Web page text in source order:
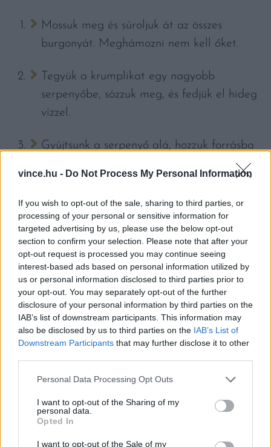
vince.hu - Do Not Process My Personal Information
If you wish to opt-out of the sale, sharing to third parties, or
processing of your personal or sensitive information for
targeted advertising by us, please use the below opt-out
section to confirm your selection. Please note that after your
opt-out request is processed you may continue seeing
interest-based ads based on personal information utilized by
us or personal information disclosed to third parties prior to
your opt-out. You may separately opt-out of the further
disclosure of your personal information by third parties on the
IAB’s list of downstream participants. This information may
also be disclosed by us to third parties on the IAB’s List of
Downstream Participants that may further disclose it to other
Please note that this website/app uses one or more Google
not limited to your visit or usage behaviour. You may click to
grant or deny consent to Google and its third-party tags to
use your data for below specified purposes in below Google
consent section.
Personal Data Processing Opt Outs
I want to opt-out of the Sharing of my
personal data.
Opted In
I want to opt-out of the Sale of my
Mossuk meg és súroljuk át az összes
burgonyát. Meghámozni nem kell őket.
Tegyük a krumplikat egy nagyobb
serpenyőbe, sózzuk meg, és fedjük el hideg
vízzel.
Gyújtsunk a serpenyő alá, hozzuk forrásba
a vizet és főzzük addig a krumplikat, amíg
éppen csak megfőnek. Ne főzzük szét őket.
Oltsuk el a tüzet, öntsük le a vizet, adjuk a
krumplihoz a mentaszárakat, és hagyjuk az
egészet szobahőmérsékletűre visszahűlni.
Hámozzuk meg és vágjuk apró kockákra a
hagymát.
Vágjuk a mentaleveleket nagyjából 3 mm-
Tegyünk a vajat a serpenyőbe és közepes
lángon adjuk hozzá a burgonyát. Egy villa
segítségével nyomkodjuk kicsit meg a
krumplikat, hogy a héj alól itt-ott